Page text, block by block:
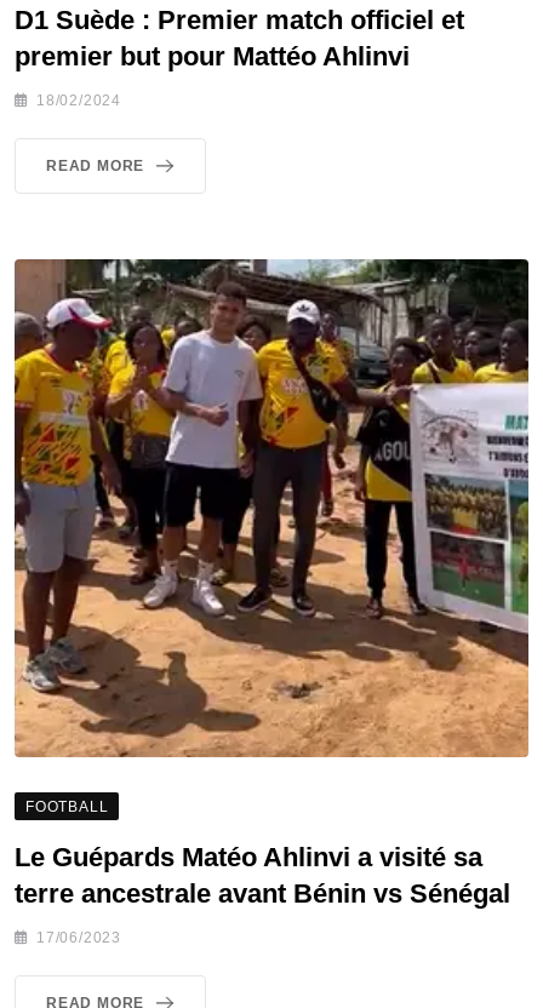
D1 Suède : Premier match officiel et
premier but pour Mattéo Ahlinvi
18/02/2024
READ MORE
FOOTBALL
Le Guépards Matéo Ahlinvi a visité sa
terre ancestrale avant Bénin vs Sénégal
17/06/2023
READ MORE